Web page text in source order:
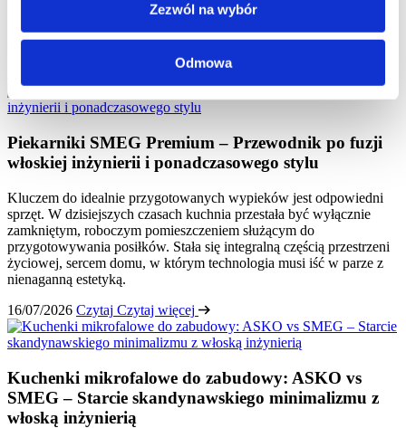
Zezwól na wybór
Odmowa
pewnej grupy konsumentów, tych którzy rozumieją wartość
rzemiosła i design, sprzęt SMEG to coś więcej. To inwestycja,
symbol gustu i wyraz osobowości.
Piekarniki SMEG Premium – Przewodnik po fuzji
włoskiej inżynierii i ponadczasowego stylu
Kluczem do idealnie przygotowanych wypieków jest odpowiedni
sprzęt. W dzisiejszych czasach kuchnia przestała być wyłącznie
zamkniętym, roboczym pomieszczeniem służącym do
przygotowywania posiłków. Stała się integralną częścią przestrzeni
życiowej, sercem domu, w którym technologia musi iść w parze z
nienaganną estetyką.
16/07/2026 Czytaj Czytaj więcej
Kuchenki mikrofalowe do zabudowy: ASKO vs
SMEG – Starcie skandynawskiego minimalizmu z
włoską inżynierią